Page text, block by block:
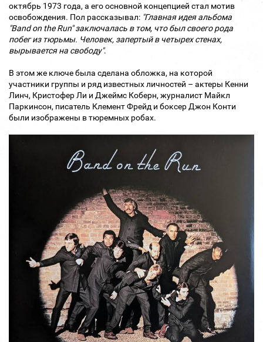
октябрь 1973 года, а его основной концепцией стал мотив
освобождения. Пол рассказывал: "Главная идея альбома
"Band on the Run" заключалась в том, что был своего рода
побег из тюрьмы. Человек, запертый в четырех стенах,
вырывается на свободу".
В этом же ключе была сделана обложка, на которой
участники группы и ряд известных личностей – актеры Кенни
Линч, Кристофер Ли и Джеймс Коберн, журналист Майкл
Паркинсон, писатель Клемент Фрейд и боксер Джон Конти
были изображены в тюремных робах.